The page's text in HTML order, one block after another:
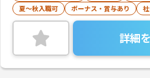
夏～秋入職可
ボーナス・賞与あり
詳細